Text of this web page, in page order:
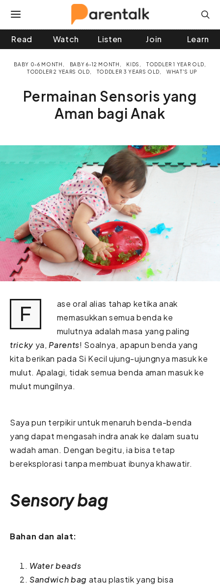
Read Watch Listen Join Learn
BABY 0-6 MONTH BABY 6-12 MONTH KIDS
TODDLER 1 YEAR OLD
TODDLER 2 YEARS OLD
TODDLER 3 YEARS OLD WHAT'S UP
Permainan Sensoris yang
Aman bagi Anak
F
ase oral alias tahap ketika anak
memasukkan semua benda ke
mulutnya adalah masa yang paling
tricky ya, Parents! Soalnya, apapun benda yang
kita berikan pada Si Kecil ujung-ujungnya masuk ke
mulut. Apalagi, tidak semua benda aman masuk ke
mulut mungilnya.
Saya pun terpikir untuk menaruh benda-benda
yang dapat mengasah indra anak ke dalam suatu
wadah aman. Dengan begitu, ia bisa tetap
bereksplorasi tanpa membuat ibunya khawatir.
Sensory bag
Bahan dan alat:
Water beads
Sandwich bag atau plastik yang bisa